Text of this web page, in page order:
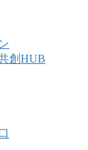
創HUB